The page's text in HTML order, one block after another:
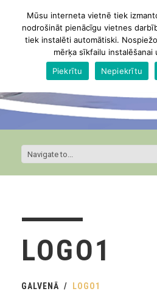
LOGO1
GALVENĀ LOGO1
Mūsu interneta vietnē tiek
nodrošināt pienācīgu vietnes
tiek instalēti automātiski.
mērķa sīkfailu instalēšanai
Piekrītu
Nepiekrītu